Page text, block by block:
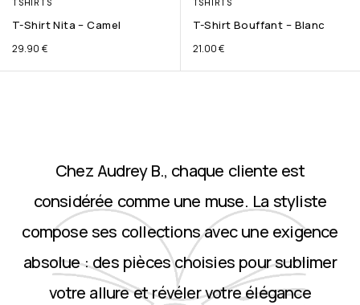
TSHIRTS
T-Shirt Nita – Camel
29.90 €
TSHIRTS
T-Shirt Bouffant – Blanc
21.00€
Chez Audrey B., chaque cliente est
considérée comme une muse. La styliste
compose ses collections avec une exigence
absolue : des pièces choisies pour sublimer
votre allure et révéler votre élégance